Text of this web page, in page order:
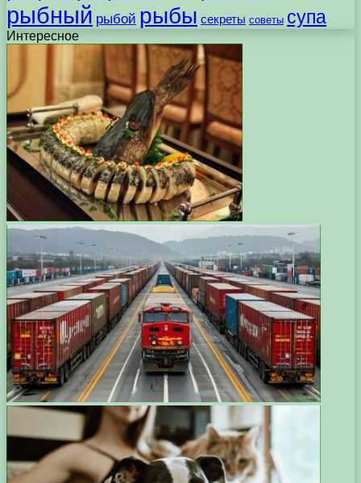
рыбный рыбой рыбы секреты советы супа
Интересное